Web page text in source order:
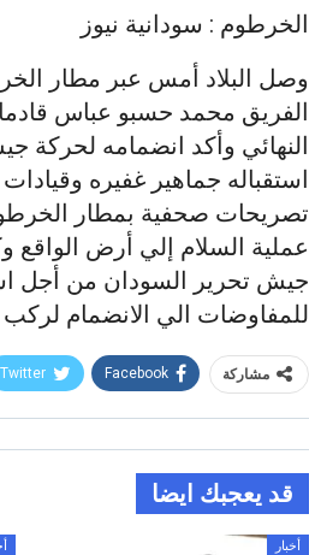
الخرطوم : سودانية نيوز
وصل البلاد أمس عبر مطار
الفريق محمد حسبو عباس قادما
النهائي وأكد انضمامه لحركة
استقباله جماهير غفيره
تصريحات صحفية بمطار
عملية السلام إلي أرض
جيش تحرير السودان من أجل
للمفاوضات الي الانضمام لركب
مشاركة Facebook
Twitter
قد يعجبك ايضا
أخبار